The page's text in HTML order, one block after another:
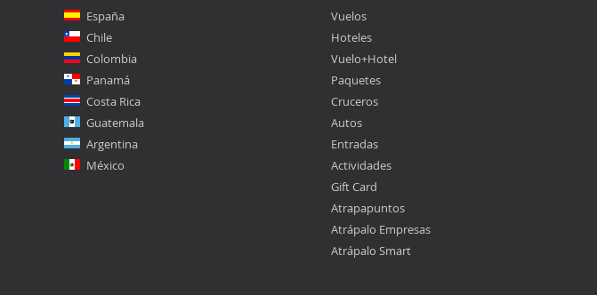
España
Chile
Colombia
Panamá
Costa Rica
Guatemala
Argentina
México
Vuelos
Hoteles
Vuelo+Hotel
Paquetes
Cruceros
Autos
Entradas
Actividades
Gift Card
Atrapapuntos
Atrápalo Empresas
Atrápalo Smart